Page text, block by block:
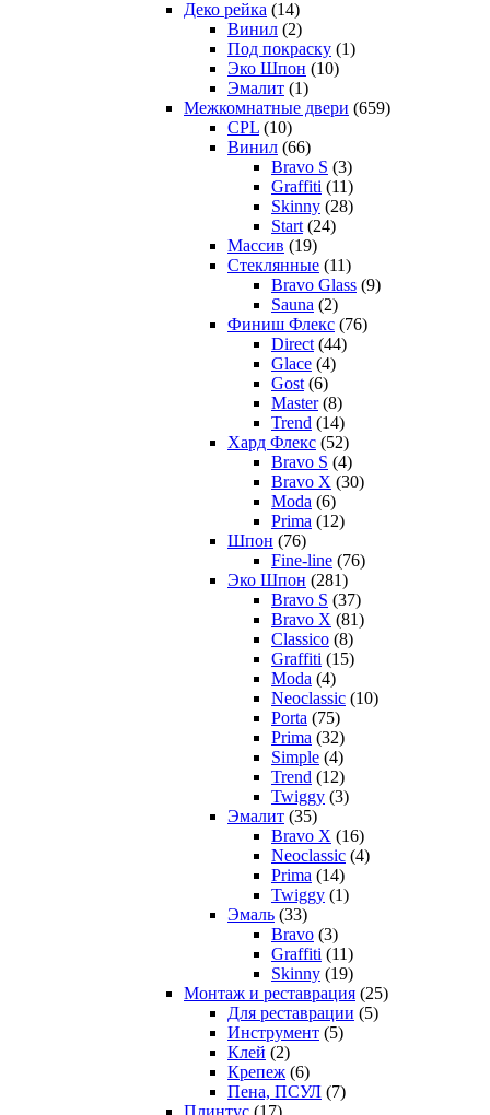
Деко рейка (14)
Винил (2)
Под покраску (1)
Эко Шпон (10)
Эмалит (1)
Межкомнатные двери (659)
CPL (10)
Винил (66)
Bravo S (3)
Graffiti (11)
Skinny (28)
Start (24)
Массив (19)
Стеклянные (11)
Bravo Glass (9)
Sauna (2)
Финиш Флекс (76)
Direct (44)
Glace (4)
Gost (6)
Master (8)
Trend (14)
Хард Флекс (52)
Bravo S (4)
Bravo X (30)
Moda (6)
Prima (12)
Шпон (76)
Fine-line (76)
Эко Шпон (281)
Bravo S (37)
Bravo X (81)
Classico (8)
Graffiti (15)
Moda (4)
Neoclassic (10)
Porta (75)
Prima (32)
Simple (4)
Trend (12)
Twiggy (3)
Эмалит (35)
Bravo X (16)
Neoclassic (4)
Prima (14)
Twiggy (1)
Эмаль (33)
Bravo (3)
Graffiti (11)
Skinny (19)
Монтаж и реставрация (25)
Для реставрации (5)
Инструмент (5)
Клей (2)
Крепеж (6)
Пена, ПСУЛ (7)
Плинтус (17)